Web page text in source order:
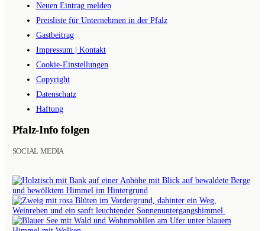
Neuen Eintrag melden
Preisliste für Unternehmen in der Pfalz
Gastbeitrag
Impressum | Kontakt
Cookie-Einstellungen
Copyright
Datenschutz
Haftung
Pfalz-Info folgen
SOCIAL MEDIA
INSTAGRAM